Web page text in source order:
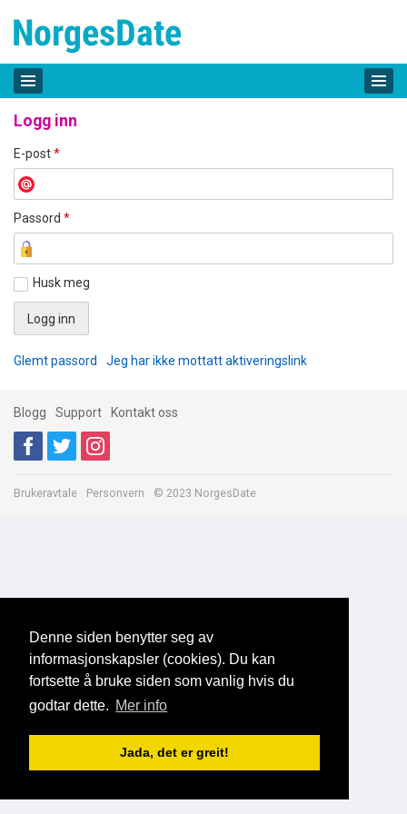
Denne siden benytter seg av
informasjonskapsler (cookies). Du kan
fortsette å bruke siden som vanlig hvis du
godtar dette. Mer info
Jada, det er greit!
Logg inn
E-post*
Passord *
Husk meg
Glemt passord Jeg har ikke mottatt aktiveringslink
Blogg Support Kontakt oss
Brukeravtale Personvern © 2023 NorgesDate